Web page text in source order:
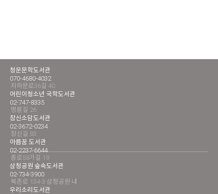
청운문학도서관
070-4680-4032
자하문로36길 40
어린이청소년 국학도서관
02-747-8335
명륜길 26
창신소담도서관
02-3672-0234
창신길 83
아름꿈 도서관
02-2237-6644
종로58가길 19
삼청공원 숲속도서관
02-734-3900
북촌로 134-3 삼청공원 내
우리소리도서관